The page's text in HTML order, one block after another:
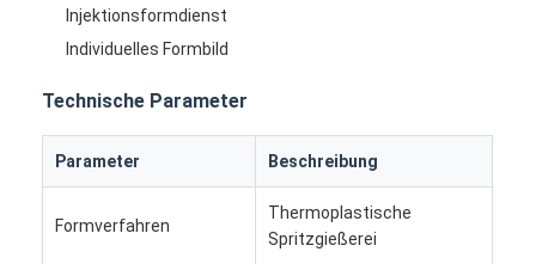
Injektionsformdienst
Individuelles Formbild
Technische Parameter
Parameter Beschreibung
Formverfahren
Thermoplastische
Spritzgießerei